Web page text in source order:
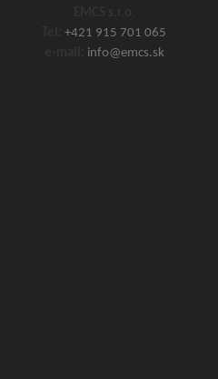
Tel:+421 915 701 065
info@emcs.sk